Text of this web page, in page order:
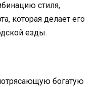
стиля,
которая делает его
езды.
богатую